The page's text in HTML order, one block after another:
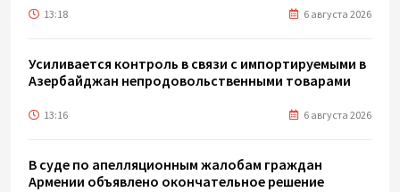
13:18 6 августа 2026
Усиливается контроль в связи с импортируемыми в
Азербайджан непродовольственными товарами
13:16 6 августа 2026
В суде по апелляционным жалобам граждан
Армении объявлено окончательное решение